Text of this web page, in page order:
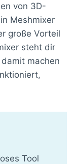
von 3D-
Meshmixer
große Vorteil
steht dir
machen
Tool